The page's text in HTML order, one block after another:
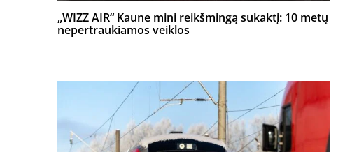
„WIZZ AIR“ Kaune mini reikšmingą sukaktį: 10 metų
nepertraukiamos veiklos